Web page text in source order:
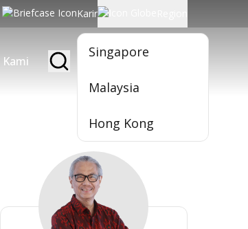
Karir
Singapore
Malaysia
Hong Kong
Jadi Nasabah